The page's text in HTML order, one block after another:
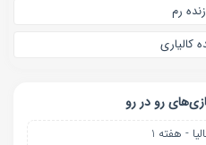
رم
کالیاری
رو در رو
- هفته 1